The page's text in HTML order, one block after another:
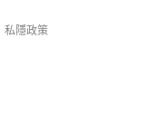
私隱政策